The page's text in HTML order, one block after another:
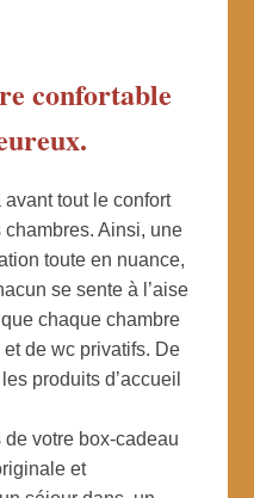
confortable
tout le confort
chambres. Ainsi, une
toute en nuance,
se sente à l’aise
chaque chambre
et de wc privatifs. De
produits d’accueil
votre box-cadeau
et